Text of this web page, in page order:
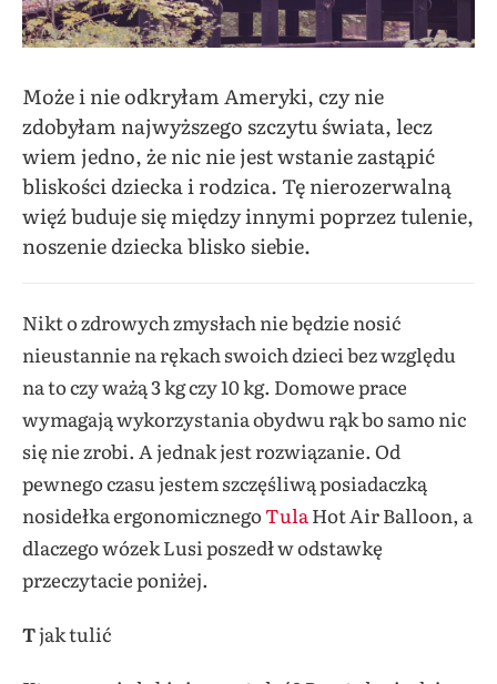
Może i nie odkryłam Ameryki, czy nie
zdobyłam najwyższego szczytu świata, lecz
wiem jedno, że nic nie jest wstanie zastąpić
bliskości dziecka i rodzica. Tę nierozerwalną
więź buduje się między innymi poprzez tulenie,
noszenie dziecka blisko siebie.
Nikt o zdrowych zmysłach nie będzie nosić
nieustannie na rękach swoich dzieci bez względu
na to czy ważą 3 kg czy 10 kg. Domowe prace
wymagają wykorzystania obydwu rąk bo samo nic
się nie zrobi. A jednak jest rozwiązanie. Od
pewnego czasu jestem szczęśliwą posiadaczką
nosidełka ergonomicznegoTula Hot Air Balloon, a
dlaczego wózek Lusi poszedł w odstawkę
przeczytacie poniżej.
Tjak tulić